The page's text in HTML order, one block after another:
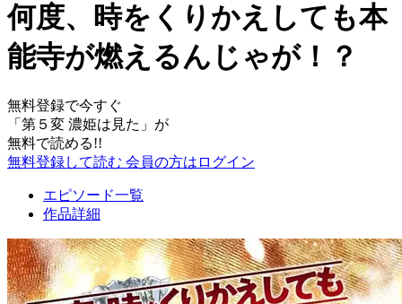
何度、時をくりかえしても本
能寺が燃えるんじゃが！？
無料登録で今すぐ
「 第５変 濃姫は見た 」が
無料で読める!!
無料登録して読む 会員の方はログイン
エピソード一覧
作品詳細